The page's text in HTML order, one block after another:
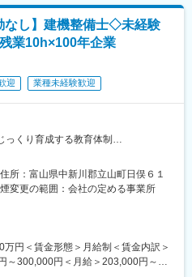
将来的には管理部門全体のリーダー
す。
質な製品づくりに強みを持つメーカ
のもと、人材育成にも注力していま
職金制度（勤続3年以上）など福利厚
月4～8回程度ですが、車中泊が発生
円現金支給されます
距離専門の運送会社のような高頻度
での回収業務とのバランスが取れて
持ち、2012年にダイエイグループの
た。以降も事業拡大を続け、売上高
成長。さらに2026年には「花崎工業
イエイマテリアル」へ社名変更し、
れる仕事
なし】建機整備士◇未経験
業10h×100年企業
迎 業種未経験歓迎
っくり育成する教育体制
手に職を実現できる環境
り業績安定の成長企業
率◎
ルへ」という市場変化により、当社
が拡大しています。
所：富山県中新川郡立山町日俣６１
変更の範囲：会社の定める事業所
円＜賃金形態＞月給制＜賃金内訳＞
～300,000円＜月給＞203,000円～